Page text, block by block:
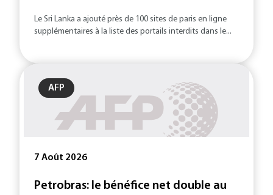
Le Sri Lanka a ajouté près de 100 sites de paris en ligne
supplémentaires à la liste des portails interdits dans le...
AFP
7 Août 2026
Petrobras: le bénéfice net double au